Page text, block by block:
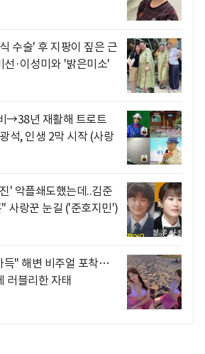
수술' 후 지팡이 짚은 근
선·이성미와 '밝은미소'
→38년 재활해 트로트
석, 인생 2막 시작 (사랑
' 악플쇄도했는데..김준
사랑꾼 눈길 ('준호지민')
득" 해변 비주얼 포착…
러블리한 자태